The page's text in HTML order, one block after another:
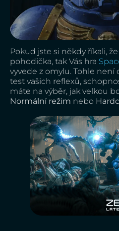
Pokud jste si někdy říkali,
pohodička, tak Vás hra
vyvede z omylu. Tohle není
test vašich reflexů,
máte na výběr, jak velkou
Normální režim nebo